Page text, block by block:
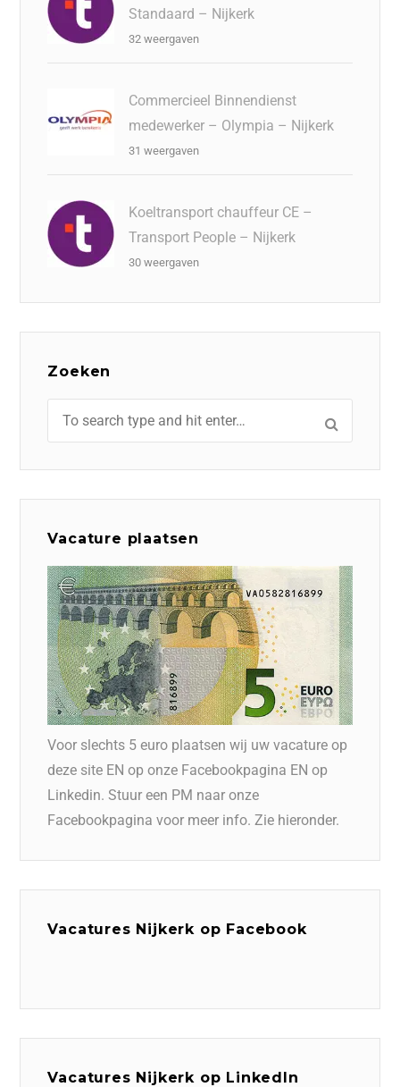
Standaard – Nijkerk
32 weergaven
Commercieel Binnendienst
medewerker – Olympia – Nijkerk
31 weergaven
Koeltransport chauffeur CE –
Transport People – Nijkerk
30 weergaven
Zoeken
Vacature plaatsen
Voor slechts 5 euro plaatsen wij uw vacature op
deze site EN op onze Facebookpagina EN op
Linkedin. Stuur een PM naar onze
Facebookpagina voor meer info. Zie hieronder.
Vacatures Nijkerk op Facebook
Vacatures Nijkerk op LinkedIn